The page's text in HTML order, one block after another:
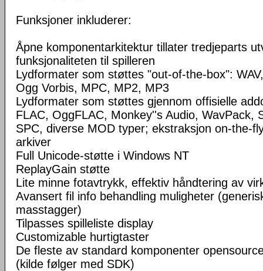
Funksjoner inkluderer:
Åpne komponentarkitektur tillater tredjeparts
funksjonaliteten til spilleren
Lydformater som støttes "out-of-the-box":
Ogg Vorbis, MPC, MP2, MP3
Lydformater som støttes gjennom offisielle
FLAC, OggFLAC, Monkey''s Audio, WavPack,
SPC, diverse MOD typer; ekstraksjon on-the-
arkiver
Full Unicode-støtte i Windows NT
ReplayGain støtte
Lite minne fotavtrykk, effektiv håndtering av
Avansert fil info behandling muligheter
masstagger)
Tilpasses spilleliste display
Customizable hurtigtaster
De fleste av standard komponenter
(kilde følger med SDK)